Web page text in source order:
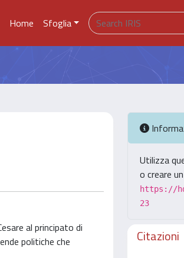
Home Sfoglia
al principato di
politiche che
Utilizza
o creare
https://
23
Citazioni